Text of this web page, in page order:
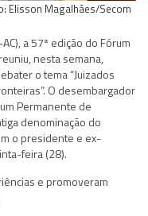
Elisson Magalhães/Secom
a 57ª edição do Fórum
nesta semana,
o tema “Juizados
O desembargador
Permanente de
denominação do
o presidente e ex-
feira (28).
e promoveram